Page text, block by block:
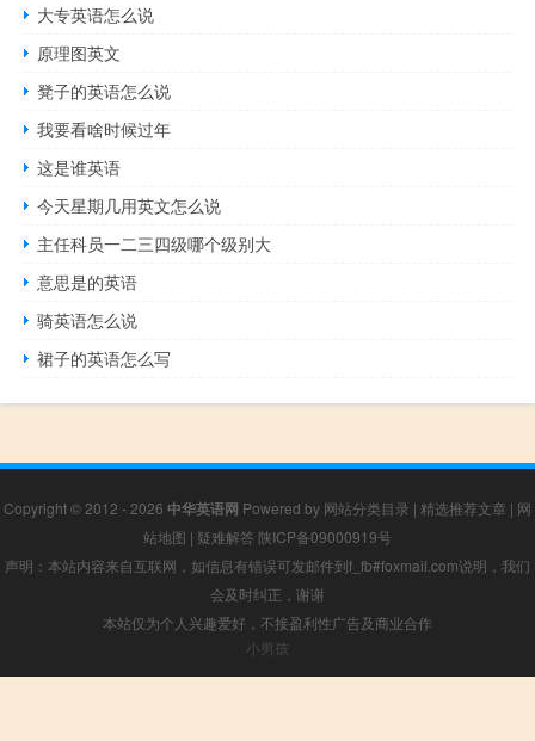
大专英语怎么说
原理图英文
凳子的英语怎么说
我要看啥时候过年
这是谁英语
今天星期几用英文怎么说
主任科员一二三四级哪个级别大
意思是的英语
骑英语怎么说
裙子的英语怎么写
Copyright © 2012 - 2026 中华英语网 Powered by 网站分类目录 | 精选推荐文章 | 网
站地图 | 疑难解答 陕ICP备09000919号
声明：本站内容来自互联网，如信息有错误可发邮件到f_fb#foxmail.com说明，我们
会及时纠正，谢谢
本站仅为个人兴趣爱好，不接盈利性广告及商业合作
小男孩